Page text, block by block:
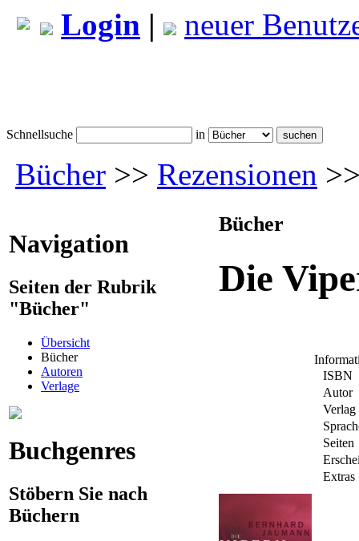
Login | neuer
Schnellsuche in
Bücher >> Rezensionen
Navigation
Seiten der Rubrik
"Bücher"
Übersicht
Bücher
Autoren
Verlage
Buchgenres
Stöbern Sie nach
Büchern
Bücher
Die
ISBN
Autor
Verlag
Seiten
Extras